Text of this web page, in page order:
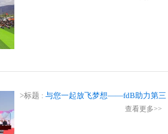
>标题 : 与您一起放飞梦想——fdB助力第三
查看更多>>